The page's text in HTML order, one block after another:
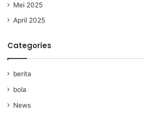
Mei 2025
April 2025
Categories
berita
bola
News